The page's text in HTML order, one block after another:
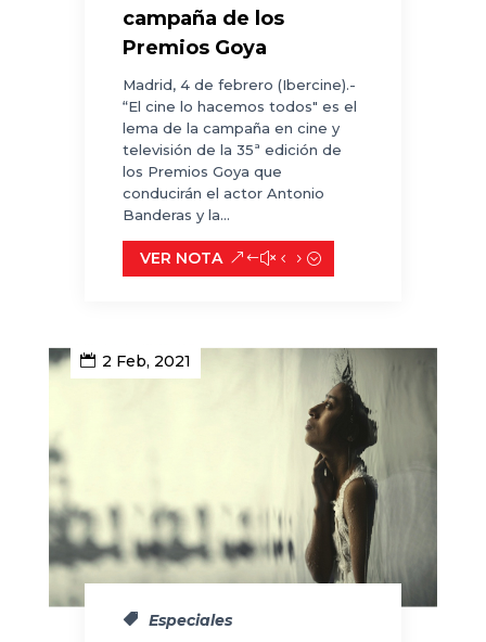
campaña de los
Premios Goya
Madrid, 4 de febrero (Ibercine).-
“El cine lo hacemos todos" es el
lema de la campaña en cine y
televisión de la 35ª edición de
los Premios Goya que
conducirán el actor Antonio
Banderas y la...
VER NOTA
2 Feb, 2021
Especiales